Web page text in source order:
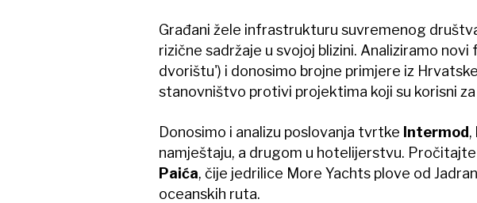
Građani žele infrastrukturu suvremenog
rizične sadržaje u svojoj blizini. Analiziramo novi
dvorištu') i donosimo brojne primjere iz
stanovništvo protivi projektima koji su korisni za
Donosimo i analizu poslovanja tvrtke Intermod,
namještaju, a drugom u hotelijerstvu.
Paića, čije jedrilice More Yachts plove od
oceanskih ruta.